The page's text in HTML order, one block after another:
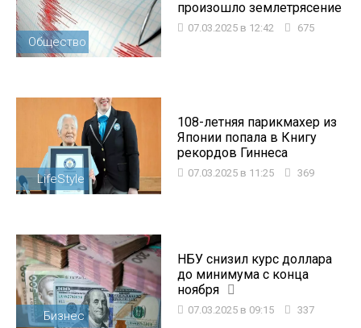
Общество
произошло землетрясение
07.03.2025 в 12:42 675
LifeStyle
108-летняя парикмахер из
Японии попала в Книгу
рекордов Гиннеса
07.03.2025 в 11:25 369
Бизнес
НБУ снизил курс доллара
до минимума с конца
ноября
07.03.2025 в 09:15 337